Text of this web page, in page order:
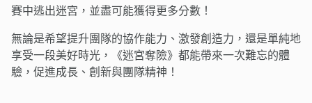
賽中逃出迷宮，並盡可能獲得更多分數！
無論是希望提升團隊的協作能力、激發創造力，還是單純地
享受一段美好時光，《迷宮奪險》都能帶來一次難忘的體
驗，促進成長、創新與團隊精神！